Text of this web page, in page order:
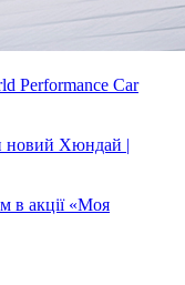
Performance Car
в акції «Моя